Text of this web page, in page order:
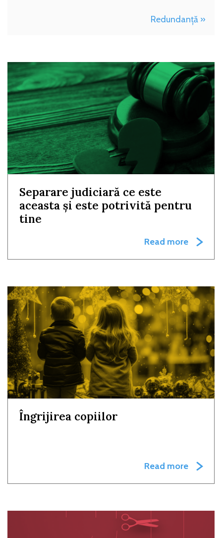
Redundanţă »
Separare judiciară ce este
aceasta și este potrivită pentru
tine
Read more
Îngrijirea copiilor
Read more